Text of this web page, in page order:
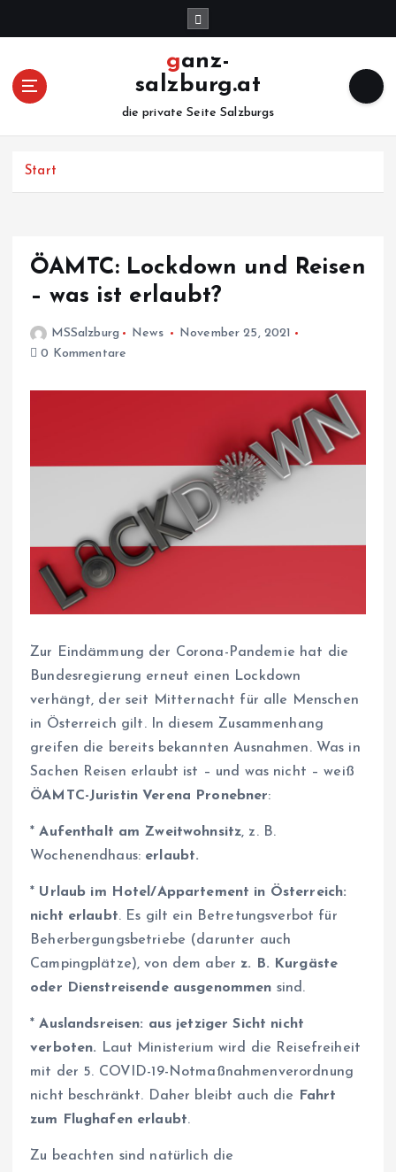
ganz-
salzburg.at
die private Seite Salzburgs
Start
ÖAMTC: Lockdown und Reisen
– was ist erlaubt?
MSSalzburg News
November 25, 2021
0 Kommentare
Zur Eindämmung der Corona-Pandemie hat die
Bundesregierung erneut einen Lockdown
verhängt, der seit Mitternacht für alle Menschen
in Österreich gilt. In diesem Zusammenhang
greifen die bereits bekannten Ausnahmen. Was in
Sachen Reisen erlaubt ist – und was nicht – weiß
ÖAMTC-Juristin Verena Pronebner:
*Aufenthalt am Zweitwohnsitz, z. B.
Wochenendhaus: erlaubt.
* Urlaub im Hotel/Appartement in Österreich:
nicht erlaubt. Es gilt ein Betretungsverbot für
Beherbergungsbetriebe (darunter auch
Campingplätze), von dem aberz. B. Kurgäste
oder Dienstreisende ausgenommen sind.
*Auslandsreisen: aus jetziger Sicht nicht
verboten. Laut Ministerium wird die Reisefreiheit
mit der 5. COVID-19-Notmaßnahmenverordnung
nicht beschränkt. Daher bleibt auch die Fahrt
zum Flughafen erlaubt.
Zu beachten sind natürlich die